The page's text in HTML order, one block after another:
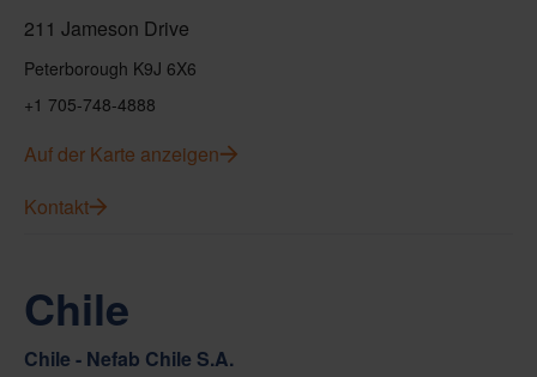
211 Jameson Drive
Peterborough K9J 6X6
+1 705-748-4888
Auf der Karte anzeigen
Kontakt
Chile
Chile - Nefab Chile S.A.